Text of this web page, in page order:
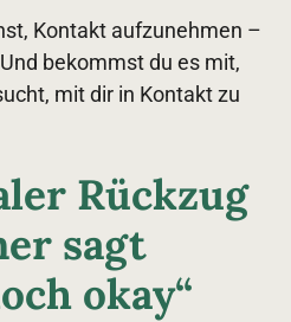
Kontakt aufzunehmen –
bekommst du es mit,
mit dir in Kontakt zu
Rückzug
sagt
okay“